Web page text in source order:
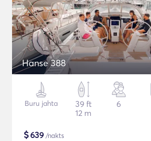
Hanse 388
Buru jahta
39 ft
12 m
6
$639 /nakts